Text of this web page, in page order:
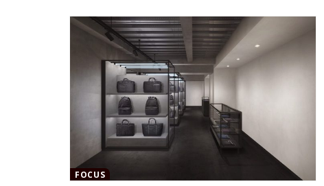
FOCUS